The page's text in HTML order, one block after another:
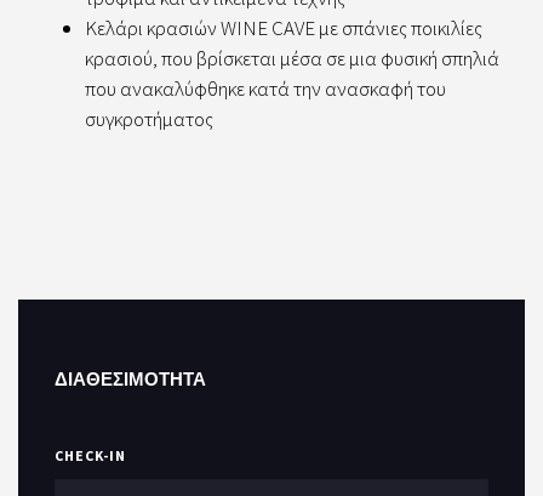
Κελάρι κρασιών WINE CAVE με σπάνιες ποικιλίες
κρασιού, που βρίσκεται μέσα σε μια φυσική σπηλιά
που ανακαλύφθηκε κατά την ανασκαφή του
συγκροτήματος
ΔΙΑΘΕΣΙΜΟΤΗΤΑ
CHECK-IN